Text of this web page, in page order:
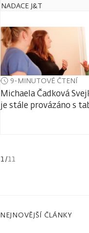
NADACE J&T
9-MINUTOVÉ ČTENÍ
Michaela Čadková
je stále provázáno s
1 /11
NEJNOVĚJŠÍ ČLÁNKY